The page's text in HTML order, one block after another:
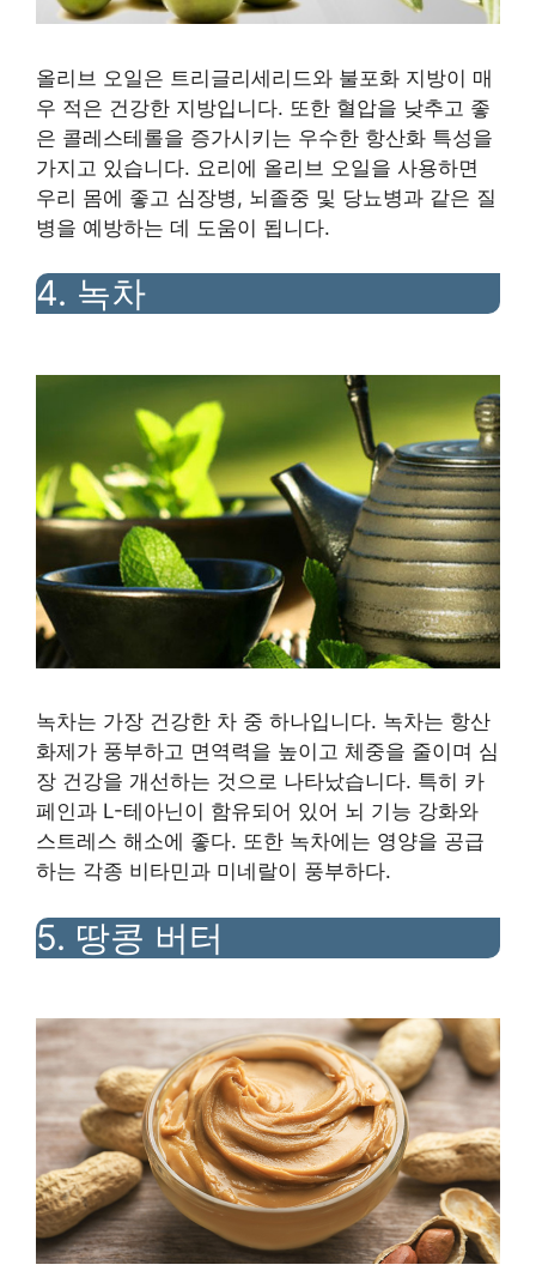
올리브 오일은 트리글리세리드와 불포화 지방이 매
우 적은 건강한 지방입니다. 또한 혈압을 낮추고 좋
은 콜레스테롤을 증가시키는 우수한 항산화 특성을
가지고 있습니다. 요리에 올리브 오일을 사용하면
우리 몸에 좋고 심장병, 뇌졸중 및 당뇨병과 같은 질
병을 예방하는 데 도움이 됩니다.
4. 녹차
녹차는 가장 건강한 차 중 하나입니다. 녹차는 항산
화제가 풍부하고 면역력을 높이고 체중을 줄이며 심
장 건강을 개선하는 것으로 나타났습니다. 특히 카
페인과 L-테아닌이 함유되어 있어 뇌 기능 강화와
스트레스 해소에 좋다. 또한 녹차에는 영양을 공급
하는 각종 비타민과 미네랄이 풍부하다.
5. 땅콩 버터